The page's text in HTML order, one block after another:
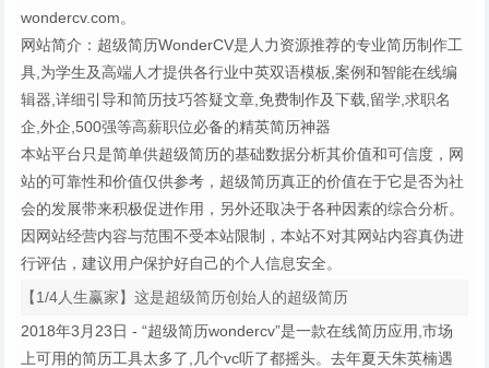
wondercv.com。
网站简介：超级简历WonderCV是人力资源推荐的专业简历制作工
具,为学生及高端人才提供各行业中英双语模板,案例和智能在线编
辑器,详细引导和简历技巧答疑文章,免费制作及下载,留学,求职名
企,外企,500强等高薪职位必备的精英简历神器
本站平台只是简单供超级简历的基础数据分析其价值和可信度，网
站的可靠性和价值仅供参考，超级简历真正的价值在于它是否为社
会的发展带来积极促进作用，另外还取决于各种因素的综合分析。
因网站经营内容与范围不受本站限制，本站不对其网站内容真伪进
行评估，建议用户保护好自己的个人信息安全。
【1/4人生赢家】这是超级简历创始人的超级简历
2018年3月23日 - “超级简历wondercv”是一款在线简历应用,市场
上可用的简历工具太多了,几个vc听了都摇头。去年夏天朱英楠遇